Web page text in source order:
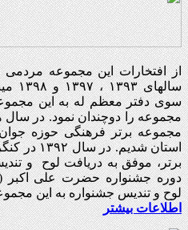
از افتخارات این مجموعه
سوی دفتر معظم له به این
مجموعه برتر فرهنگی حوزه
استان
برتر، موفق به دریافت لوح و
دوره جشنواره حضرت علی اکبر
لوح و تندیس جشنواره به این
اطلاعات بیشتر